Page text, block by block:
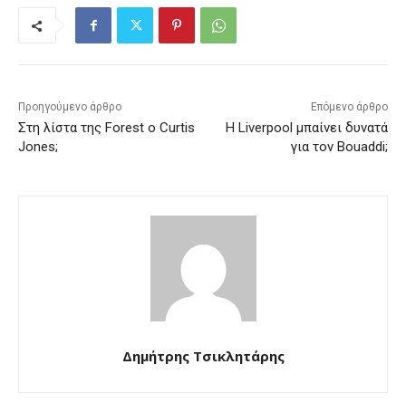
Προηγούμενο άρθρο
Στη λίστα της Forest ο Curtis
Jones;
Επόμενο άρθρο
Η Liverpool μπαίνει δυνατά
για τον Bouaddi;
Δημήτρης Τσικλητάρης